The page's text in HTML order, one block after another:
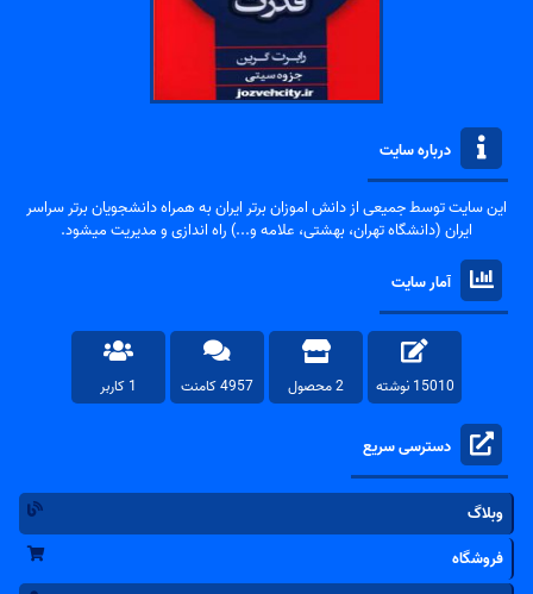
درباره سایت
این سایت توسط جمیعی از دانش اموزان برتر ایران به همراه دانشجویان برتر سراسر
ایران (دانشگاه تهران، بهشتی، علامه و...) راه اندازی و مدیریت میشود.
آمار سایت
15010 نوشته 2 محصول 4957 کامنت 1 کاربر
دسترسی سریع
وبلاگ
فروشگاه